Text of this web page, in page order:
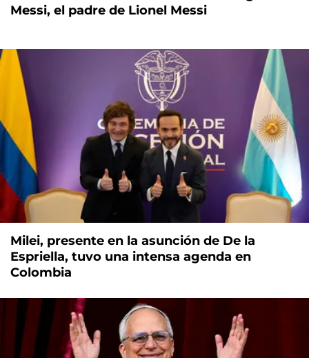
Messi, el padre de Lionel Messi
Milei, presente en la asunción de De la
Espriella, tuvo una intensa agenda en
Colombia